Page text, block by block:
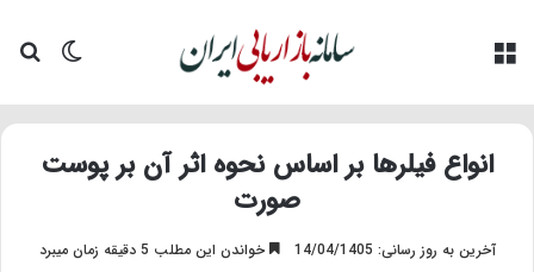
تغییر
انواع فیلرها بر اساس نحوه اثر آن بر پوست
صورت
آخرین به روز رسانی: 14/04/1405 خواندن این مطلب 5 دقیقه زمان میبرد